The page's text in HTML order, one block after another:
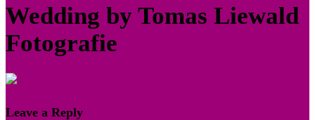
Wedding by Tomas Liewald
Fotografie
Leave a Reply